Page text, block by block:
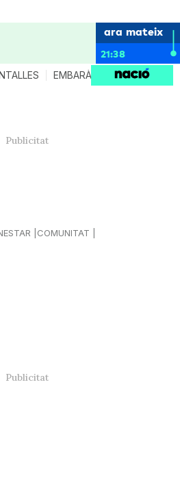
ara mateix
21:38
EMBARÀS CRIANÇA
COMUNITAT